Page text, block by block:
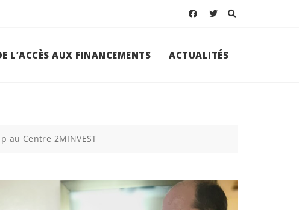
L’ACCÈS AUX FINANCEMENTS ACTUALITÉS
au Centre 2MINVEST